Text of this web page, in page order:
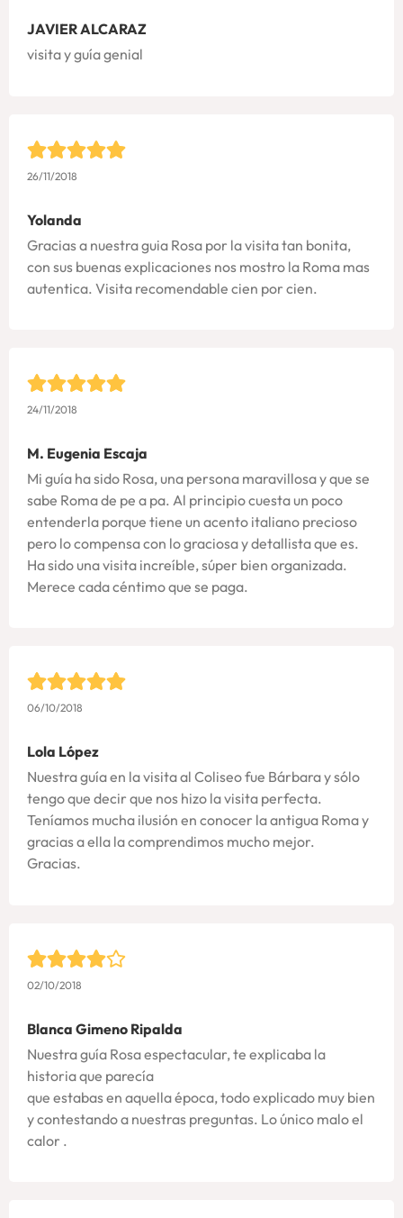
JAVIER ALCARAZ
visita y guía genial
26/11/2018
Yolanda
Gracias a nuestra guia Rosa por la visita tan bonita,
con sus buenas explicaciones nos mostro la Roma mas
autentica. Visita recomendable cien por cien.
24/11/2018
M. Eugenia Escaja
Mi guía ha sido Rosa, una persona maravillosa y que se
sabe Roma de pe a pa. Al principio cuesta un poco
entenderla porque tiene un acento italiano precioso
pero lo compensa con lo graciosa y detallista que es.
Ha sido una visita increíble, súper bien organizada.
Merece cada céntimo que se paga.
06/10/2018
Lola López
Nuestra guía en la visita al Coliseo fue Bárbara y sólo
tengo que decir que nos hizo la visita perfecta.
Teníamos mucha ilusión en conocer la antigua Roma y
gracias a ella la comprendimos mucho mejor.
Gracias.
02/10/2018
Blanca Gimeno Ripalda
Nuestra guía Rosa espectacular, te explicaba la
historia que parecía
que estabas en aquella época, todo explicado muy bien
y contestando a nuestras preguntas. Lo único malo el
calor .